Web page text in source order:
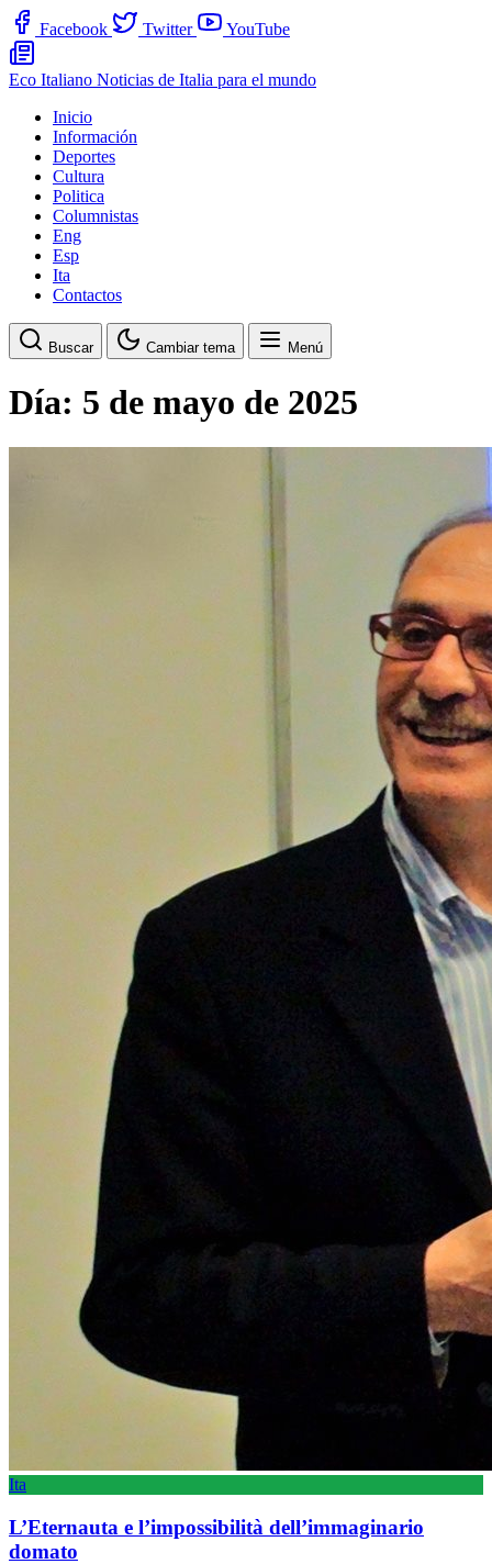
Facebook Twitter YouTube
Eco Italiano Noticias de Italia para el mundo
Inicio
Información
Deportes
Cultura
Politica
Columnistas
Eng
Esp
Ita
Contactos
Buscar Cambiar tema Menú
Día: 5 de mayo de 2025
Ita
L’Eternauta e l’impossibilità dell’immaginario
domato